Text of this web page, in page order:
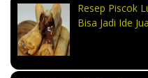
Resep Piscok
Bisa Jadi Ide